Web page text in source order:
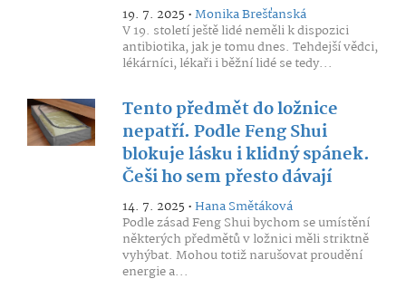
19. 7. 2025 •Monika Brešťanská
V 19. století ještě lidé neměli k dispozici
antibiotika, jak je tomu dnes. Tehdejší vědci,
lékárníci, lékaři i běžní lidé se tedy...
Tento předmět do ložnice
nepatří. Podle Feng Shui
blokuje lásku i klidný spánek.
Češi ho sem přesto dávají
14. 7. 2025 •Hana Smětáková
Podle zásad Feng Shui bychom se umístění
některých předmětů v ložnici měli striktně
vyhýbat. Mohou totiž narušovat proudění
energie a...